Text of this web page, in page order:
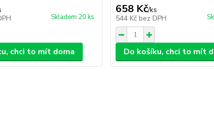
Skladem 20 ks
chci to mít doma
658 Kč/ks
544 Kč bez DPH
Do košíku, chci to mít